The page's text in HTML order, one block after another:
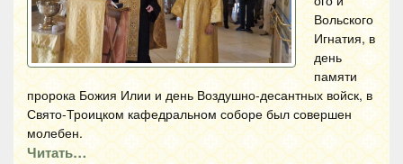
Вольского
Игнатия, в
день
памяти
пророка Божия Илии и день Воздушно-десантных войск, в
Свято-Троицком кафедральном соборе был совершен
молебен.
Читать…